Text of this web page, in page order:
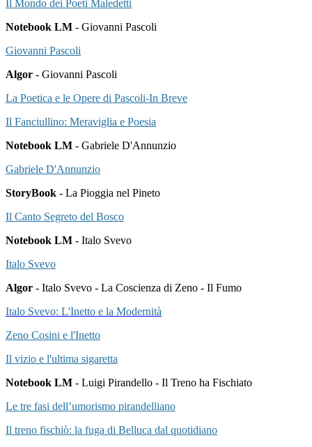
Il Mondo dei Poeti Maledetti
Notebook LM - Giovanni Pascoli
Giovanni Pascoli
Algor - Giovanni Pascoli
La Poetica e le Opere di Pascoli-In Breve
Il Fanciullino: Meraviglia e Poesia
Notebook LM - Gabriele D'Annunzio
Gabriele D'Annunzio
StoryBook - La Pioggia nel Pineto
Il Canto Segreto del Bosco
Notebook LM - Italo Svevo
Italo Svevo
Algor - Italo Svevo - La Coscienza di Zeno - Il Fumo
Italo Svevo: L'Inetto e la Modernità
Zeno Cosini e l'Inetto
Il vizio e l'ultima sigaretta
Notebook LM - Luigi Pirandello - Il Treno ha Fischiato
Le tre fasi dell’umorismo pirandelliano
Il treno fischiò: la fuga di Belluca dal quotidiano